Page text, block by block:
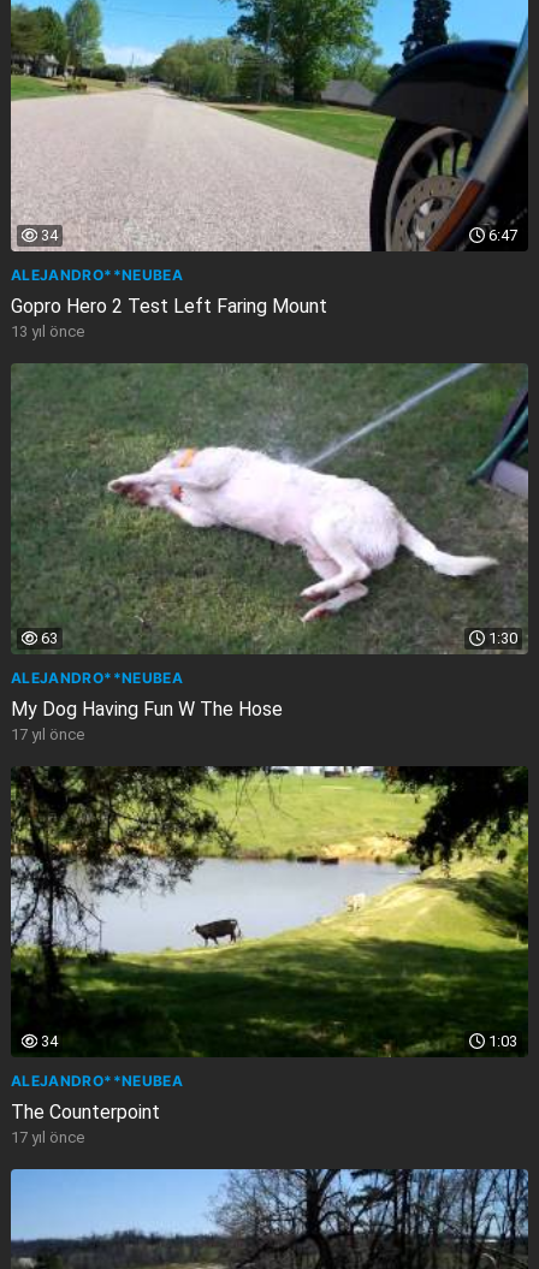
6:47
34
ALEJANDRO**NEUBEA
Gopro Hero 2 Test Left Faring Mount
13 yıl önce
1:30
63
ALEJANDRO**NEUBEA
My Dog Having Fun W The Hose
17 yıl önce
1:03
34
ALEJANDRO**NEUBEA
The Counterpoint
17 yıl önce